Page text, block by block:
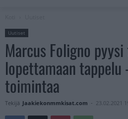
Uutiset
Marcus Foligno
lopettamaan
toimintaa
Tekijä Jaakiekonmmkisat.com - 23.02.2021